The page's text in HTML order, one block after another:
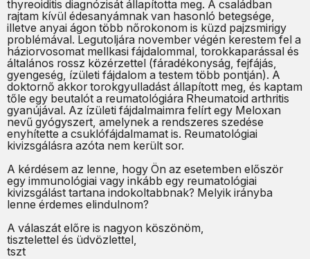
thyreoiditis diagnózisát állapította meg. A családban
rajtam kívül édesanyámnak van hasonló betegsége,
illetve anyai ágon több nőrokonom is küzd pajzsmirigy
problémával. Legutoljára november végén kerestem fel a
háziorvosomat mellkasi fájdalommal, torokkaparással és
általános rossz közérzettel (fáradékonyság, fejfájás,
gyengeség, ízületi fájdalom a testem több pontján). A
doktornő akkor torokgyulladást állapított meg, és kaptam
tőle egy beutalót a reumatológiára Rheumatoid arthritis
gyanújával. Az ízületi fájdalmaimra felírt egy Meloxan
nevű gyógyszert, amelynek a rendszeres szedése
enyhítette a csuklófájdalmamat is. Reumatológiai
kivizsgálásra azóta nem került sor.
A kérdésem az lenne, hogy Ön az esetemben először
egy immunológiai vagy inkább egy reumatológiai
kivizsgálást tartana indokoltabbnak? Melyik irányba
lenne érdemes elindulnom?
A válaszát előre is nagyon köszönöm,
tisztelettel és üdvözlettel,
tszt